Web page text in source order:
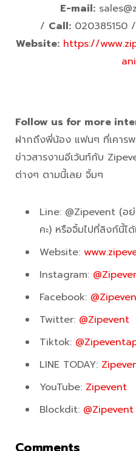
E-mail:
/ Call: 020385150 /
Website: https://
Follow us for more
ฝากถึงพี่น้อง แฟนๆ ที่เคาร
ข่าวสารงานอีเว้นท์กับ
ต่างๆ ตามนี้เลย จิ้มๆ
Line: @Zipevent (อ
คะ) หรือจิ้มไปที่ลิงก์นี้ไ
Website:
Instagram:
Facebook:
Twitter: @Zipevent
Tiktok:
LINE TODAY:
YouTube: Zipevent
Blockdit: @Zipevent
Comments